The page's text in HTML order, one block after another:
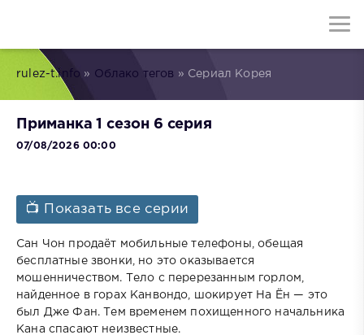
rulez-t.info » Облако тегов » Сериал Корея
Приманка 1 сезон 6 серия
07/08/2026 00:00
📺 Показать все серии
Сан Чон продаёт мобильные телефоны, обещая
бесплатные звонки, но это оказывается
мошенничеством. Тело с перерезанным горлом,
найденное в горах Канвондо, шокирует На Ён — это
был Дже Фан. Тем временем похищенного начальника
Кана спасают неизвестные.